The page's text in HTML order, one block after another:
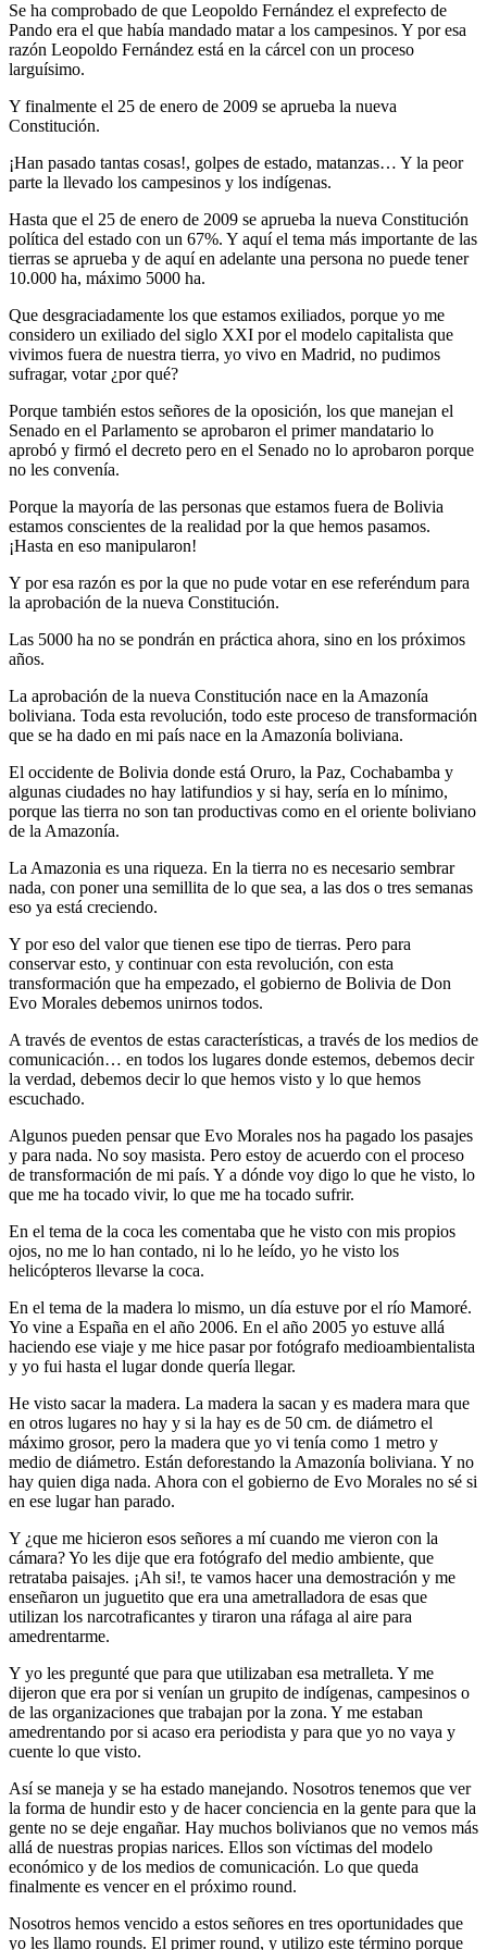
Se ha comprobado de que Leopoldo Fernández el exprefecto de
Pando era el que había mandado matar a los campesinos. Y por esa
razón Leopoldo Fernández está en la cárcel con un proceso
larguísimo.
Y finalmente el 25 de enero de 2009 se aprueba la nueva
Constitución.
¡Han pasado tantas cosas!, golpes de estado, matanzas… Y la peor
parte la llevado los campesinos y los indígenas.
Hasta que el 25 de enero de 2009 se aprueba la nueva Constitución
política del estado con un 67%. Y aquí el tema más importante de las
tierras se aprueba y de aquí en adelante una persona no puede tener
10.000 ha, máximo 5000 ha.
Que desgraciadamente los que estamos exiliados, porque yo me
considero un exiliado del siglo XXI por el modelo capitalista que
vivimos fuera de nuestra tierra, yo vivo en Madrid, no pudimos
sufragar, votar ¿por qué?
Porque también estos señores de la oposición, los que manejan el
Senado en el Parlamento se aprobaron el primer mandatario lo
aprobó y firmó el decreto pero en el Senado no lo aprobaron porque
no les convenía.
Porque la mayoría de las personas que estamos fuera de Bolivia
estamos conscientes de la realidad por la que hemos pasamos.
¡Hasta en eso manipularon!
Y por esa razón es por la que no pude votar en ese referéndum para
la aprobación de la nueva Constitución.
Las 5000 ha no se pondrán en práctica ahora, sino en los próximos
años.
La aprobación de la nueva Constitución nace en la Amazonía
boliviana. Toda esta revolución, todo este proceso de transformación
que se ha dado en mi país nace en la Amazonía boliviana.
El occidente de Bolivia donde está Oruro, la Paz, Cochabamba y
algunas ciudades no hay latifundios y si hay, sería en lo mínimo,
porque las tierra no son tan productivas como en el oriente boliviano
de la Amazonía.
La Amazonia es una riqueza. En la tierra no es necesario sembrar
nada, con poner una semillita de lo que sea, a las dos o tres semanas
eso ya está creciendo.
Y por eso del valor que tienen ese tipo de tierras. Pero para
conservar esto, y continuar con esta revolución, con esta
transformación que ha empezado, el gobierno de Bolivia de Don
Evo Morales debemos unirnos todos.
A través de eventos de estas características, a través de los medios de
comunicación… en todos los lugares donde estemos, debemos decir
la verdad, debemos decir lo que hemos visto y lo que hemos
escuchado.
Algunos pueden pensar que Evo Morales nos ha pagado los pasajes
y para nada. No soy masista. Pero estoy de acuerdo con el proceso
de transformación de mi país. Y a dónde voy digo lo que he visto, lo
que me ha tocado vivir, lo que me ha tocado sufrir.
En el tema de la coca les comentaba que he visto con mis propios
ojos, no me lo han contado, ni lo he leído, yo he visto los
helicópteros llevarse la coca.
En el tema de la madera lo mismo, un día estuve por el río Mamoré.
Yo vine a España en el año 2006. En el año 2005 yo estuve allá
haciendo ese viaje y me hice pasar por fotógrafo medioambientalista
y yo fui hasta el lugar donde quería llegar.
He visto sacar la madera. La madera la sacan y es madera mara que
en otros lugares no hay y si la hay es de 50 cm. de diámetro el
máximo grosor, pero la madera que yo vi tenía como 1 metro y
medio de diámetro. Están deforestando la Amazonía boliviana. Y no
hay quien diga nada. Ahora con el gobierno de Evo Morales no sé si
en ese lugar han parado.
Y ¿que me hicieron esos señores a mí cuando me vieron con la
cámara? Yo les dije que era fotógrafo del medio ambiente, que
retrataba paisajes. ¡Ah si!, te vamos hacer una demostración y me
enseñaron un juguetito que era una ametralladora de esas que
utilizan los narcotraficantes y tiraron una ráfaga al aire para
amedrentarme.
Y yo les pregunté que para que utilizaban esa metralleta. Y me
dijeron que era por si venían un grupito de indígenas, campesinos o
de las organizaciones que trabajan por la zona. Y me estaban
amedrentando por si acaso era periodista y para que yo no vaya y
cuente lo que visto.
Así se maneja y se ha estado manejando. Nosotros tenemos que ver
la forma de hundir esto y de hacer conciencia en la gente para que la
gente no se deje engañar. Hay muchos bolivianos que no vemos más
allá de nuestras propias narices. Ellos son víctimas del modelo
económico y de los medios de comunicación. Lo que queda
finalmente es vencer en el próximo round.
Nosotros hemos vencido a estos señores en tres oportunidades que
yo les llamo rounds. El primer round, y utilizo este término porque